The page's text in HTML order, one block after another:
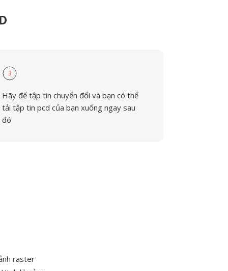
3
Hãy để tập tin chuyển đổi và bạn có thể
tải tập tin pcd của bạn xuống ngay sau
đó
raster